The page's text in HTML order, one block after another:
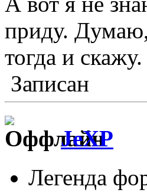
приду. Думаю,
тогда и скажу.
Записан
JeXP
Легенда